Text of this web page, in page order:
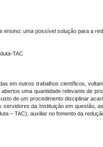
uma possível solução para a
TAC
em outros trabalhos científicos,
uma quantidade relevante de
de um procedimento disciplinar
da Instituição em questão,
– TAC), auxiliar no fomento da